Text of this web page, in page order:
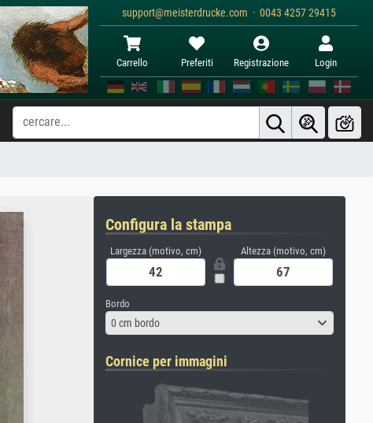
support@meisterdrucke.com · 0043 4257 29415
Carrello Preferiti Registrazione Login
Configura la stampa
Largezza (motivo, cm) Altezza (motivo, cm)
Bordo
0 cm bordo
Cornice per immagini